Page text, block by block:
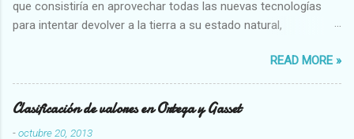
que consistiría en aprovechar todas las nuevas tecnologías
para intentar devolver a la tierra a su estado natural,
READ MORE »
Clasificación de valores en Ortega y Gasset
-octubre 20, 2013